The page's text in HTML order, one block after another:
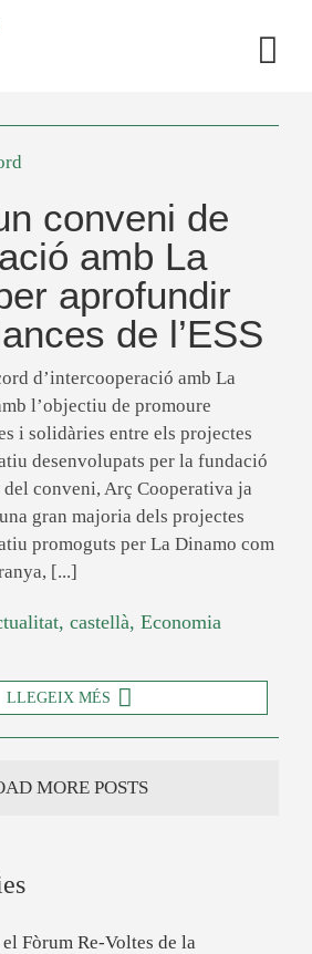
conveni de
amb La
aprofundir
de l’ESS
d’intercooperació amb La
l’objectiu de promoure
i solidàries entre els projectes
desenvolupats per la fundació
conveni, Arç Cooperativa ja
gran majoria dels projectes
promoguts per La Dinamo com
[...]
, castellà, Economia
LLEGEIX MÉS
MORE POSTS
Fòrum Re-Voltes de la